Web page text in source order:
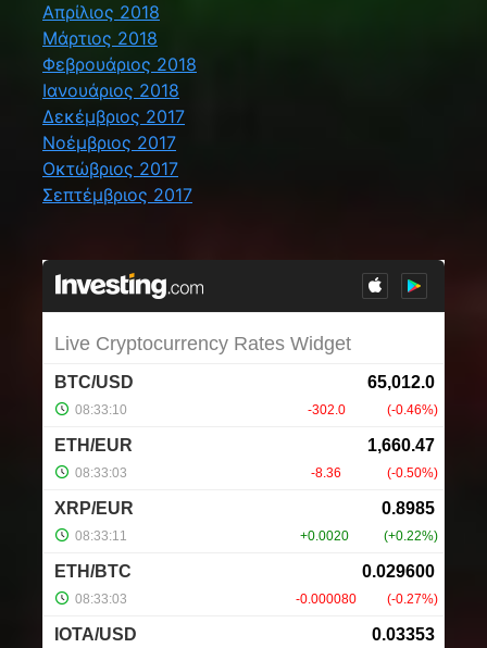
Απρίλιος 2018
Μάρτιος 2018
Φεβρουάριος 2018
Ιανουάριος 2018
Δεκέμβριος 2017
Νοέμβριος 2017
Οκτώβριος 2017
Σεπτέμβριος 2017